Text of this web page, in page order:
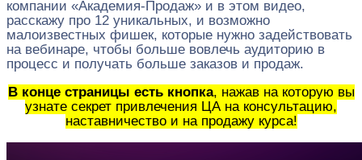
компании «Академия-Продаж» и в этом видео,
расскажу про 12 уникальных, и возможно
малоизвестных фишек, которые нужно задействовать
на вебинаре, чтобы больше вовлечь аудиторию в
процесс и получать больше заказов и продаж.
В конце страницы есть кнопка, нажав на которую вы
узнате секрет привлечения ЦА на консультацию,
наставничество и на продажу курса!